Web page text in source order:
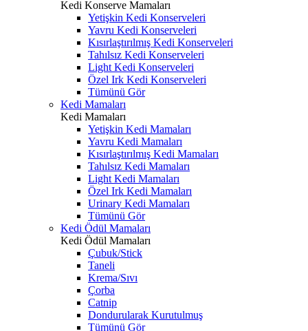
Kedi Konserve Mamaları
Yetişkin Kedi Konserveleri
Yavru Kedi Konserveleri
Kısırlaştırılmış Kedi Konserveleri
Tahılsız Kedi Konserveleri
Light Kedi Konserveleri
Özel Irk Kedi Konserveleri
Tümünü Gör
Kedi Mamaları
Kedi Mamaları
Yetişkin Kedi Mamaları
Yavru Kedi Mamaları
Kısırlaştırılmış Kedi Mamaları
Tahılsız Kedi Mamaları
Light Kedi Mamaları
Özel Irk Kedi Mamaları
Urinary Kedi Mamaları
Tümünü Gör
Kedi Ödül Mamaları
Kedi Ödül Mamaları
Çubuk/Stick
Taneli
Krema/Sıvı
Çorba
Catnip
Dondurularak Kurutulmuş
Tümünü Gör